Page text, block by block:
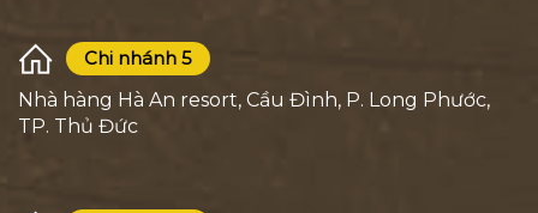
Chi nhánh 5
Nhà hàng Hà An resort, Cầu Đình, P. Long Phước,
TP. Thủ Đức